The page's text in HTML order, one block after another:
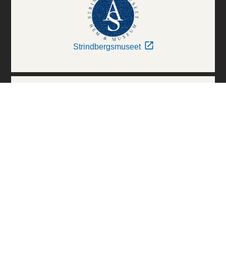
Strindbergsmuseet